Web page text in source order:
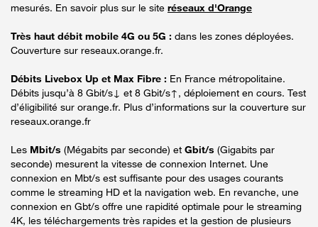
mesurés. En savoir plus sur le site réseaux d'Orange
Très haut débit mobile 4G ou 5G : dans les zones déployées.
Couverture sur reseaux.orange.fr.
Débits Livebox Up et Max Fibre : En France métropolitaine.
Débits jusqu’à 8 Gbit/s↓ et 8 Gbit/s↑, déploiement en cours. Test
d’éligibilité sur orange.fr. Plus d’informations sur la couverture sur
reseaux.orange.fr
Les Mbit/s (Mégabits par seconde) et Gbit/s (Gigabits par
seconde) mesurent la vitesse de connexion Internet. Une
connexion en Mbt/s est suffisante pour des usages courants
comme le streaming HD et la navigation web. En revanche, une
connexion en Gbt/s offre une rapidité optimale pour le streaming
4K, les téléchargements très rapides et la gestion de plusieurs